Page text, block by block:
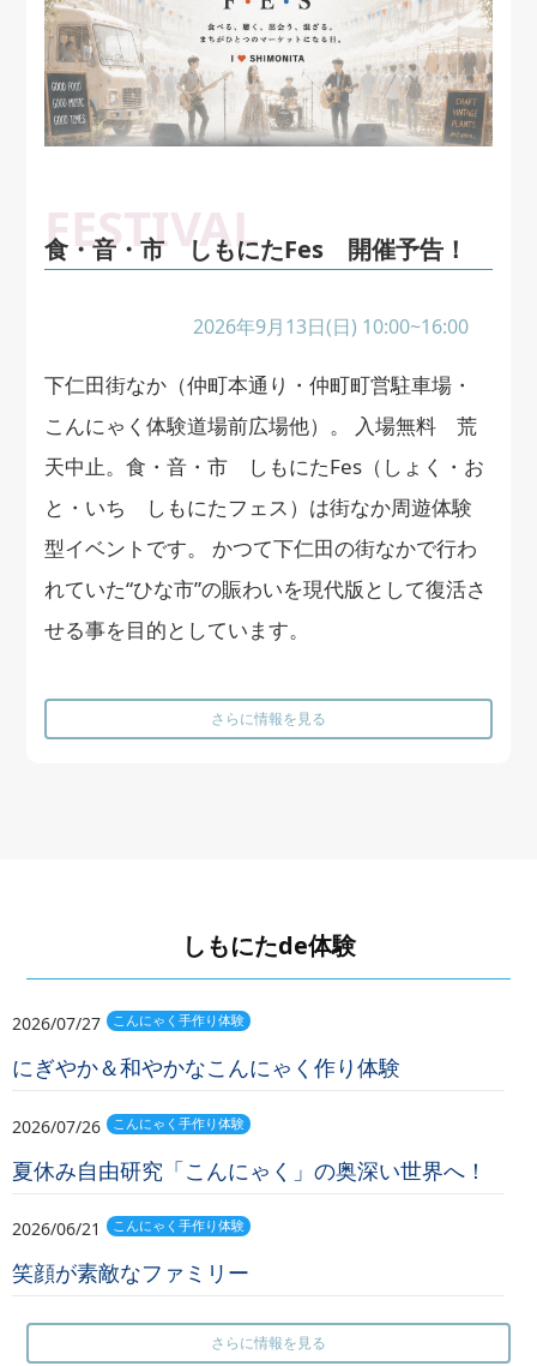
食・音・市 しもにたFes 開催予告！
2026年9月13日(日) 10:00~16:00
下仁田街なか（仲町本通り・仲町町営駐車場・
こんにゃく体験道場前広場他）。 入場無料 荒
天中止。食・音・市 しもにたFes（しょく・お
と・いち しもにたフェス）は街なか周遊体験
型イベントです。 かつて下仁田の街なかで行わ
れていた“ひな市”の賑わいを現代版として復活さ
せる事を目的としています。
さらに情報を見る
しもにたde体験
2026/07/27 こんにゃく手作り体験
にぎやか＆和やかなこんにゃく作り体験
2026/07/26 こんにゃく手作り体験
夏休み自由研究「こんにゃく」の奥深い世界へ！
2026/06/21 こんにゃく手作り体験
笑顔が素敵なファミリー
さらに情報を見る